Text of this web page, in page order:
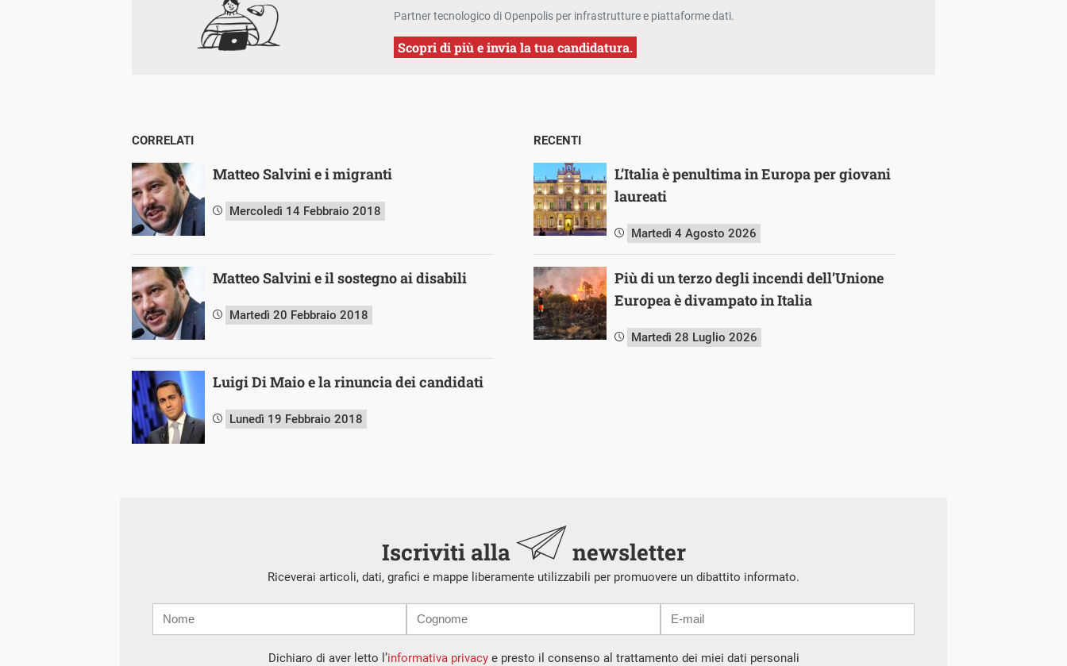
Partner tecnologico di Openpolis per infrastrutture e piattaforme dati.
Scopri di più e invia la tua candidatura.
CORRELATI
Matteo Salvini e i migranti
Mercoledì 14 Febbraio 2018
Matteo Salvini e il sostegno ai disabili
Martedì 20 Febbraio 2018
Luigi Di Maio e la rinuncia dei candidati
Lunedì 19 Febbraio 2018
RECENTI
L’Italia è penultima in Europa per giovani
laureati
Martedì 4 Agosto 2026
Più di un terzo degli incendi dell’Unione
Europea è divampato in Italia
Martedì 28 Luglio 2026
Iscriviti alla newsletter
Riceverai articoli, dati, grafici e mappe liberamente utilizzabili per promuovere un dibattito informato.
mail
Dichiaro di aver letto l’informativa privacye presto il consenso al trattamento dei miei dati personali